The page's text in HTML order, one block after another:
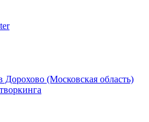
(Московская область)